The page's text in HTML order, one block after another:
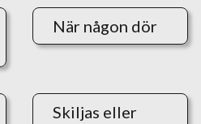
När någon dör
Skiljas eller